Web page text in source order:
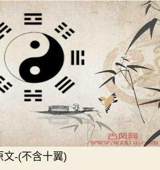
文-(不含十翼)